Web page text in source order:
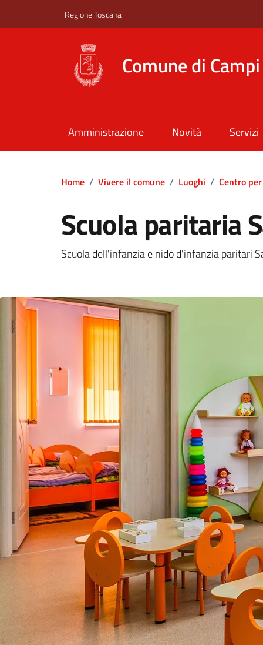
Regione Toscana
Comune di
Amministrazione Novità Servizi
Home / Vivere il comune / Luoghi / Centro
Scuola paritaria
Scuola dell'infanzia e nido d'infanzia paritari